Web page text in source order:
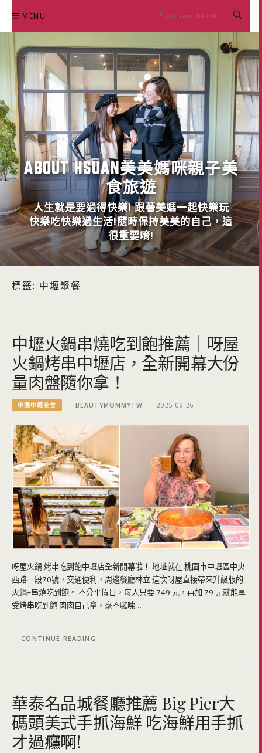
content
MENU
ABOUT HSUAN美美媽咪親子美
食旅遊
人生就是要過得快樂! 跟著美媽一起快樂玩
快樂吃快樂過生活!隨時保持美美的自己，這
很重要唷!
標籤: 中壢聚餐
中壢火鍋串燒吃到飽推薦｜呀屋
火鍋烤串中壢店，全新開幕大份
量肉盤隨你拿！
桃園中壢美食 BEAUTYMOMMYTW 2025-09-26
呀屋火鍋.烤串吃到飽中壢店全新開幕啦！ 地址就在 桃園市中壢區中央
西路一段70號，交通便利，周邊餐廳林立 這次呀屋直接帶來升級版的
火鍋+串燒吃到飽。 不分平假日，每人只要 749 元，再加 79 元就能享
受烤串吃到飽 肉肉自己拿，毫不囉嗦…
CONTINUE READING
華泰名品城餐廳推薦 Big Pier大
碼頭美式手抓海鮮 吃海鮮用手抓
才過癮啊!